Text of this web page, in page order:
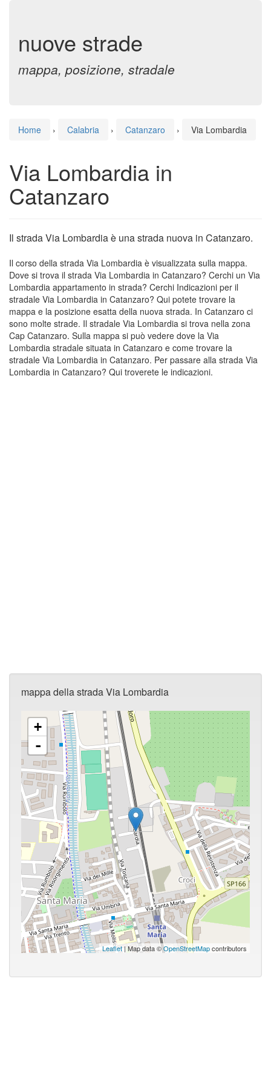
nuove strade
mappa, posizione, stradale
Home › Calabria › Catanzaro › Via Lombardia
Via Lombardia in
Catanzaro
Il strada Via Lombardia è una strada nuova in Catanzaro.
Il corso della strada Via Lombardia è visualizzata sulla mappa.
Dove si trova il strada Via Lombardia in Catanzaro? Cerchi un Via
Lombardia appartamento in strada? Cerchi Indicazioni per il
stradale Via Lombardia in Catanzaro? Qui potete trovare la
mappa e la posizione esatta della nuova strada. In Catanzaro ci
sono molte strade. Il stradale Via Lombardia si trova nella zona
Cap Catanzaro. Sulla mappa si può vedere dove la Via
Lombardia stradale situata in Catanzaro e come trovare la
stradale Via Lombardia in Catanzaro. Per passare alla strada Via
Lombardia in Catanzaro? Qui troverete le indicazioni.
mappa della strada Via Lombardia
+
-
Leaflet| Map data ©OpenStreetMapcontributors